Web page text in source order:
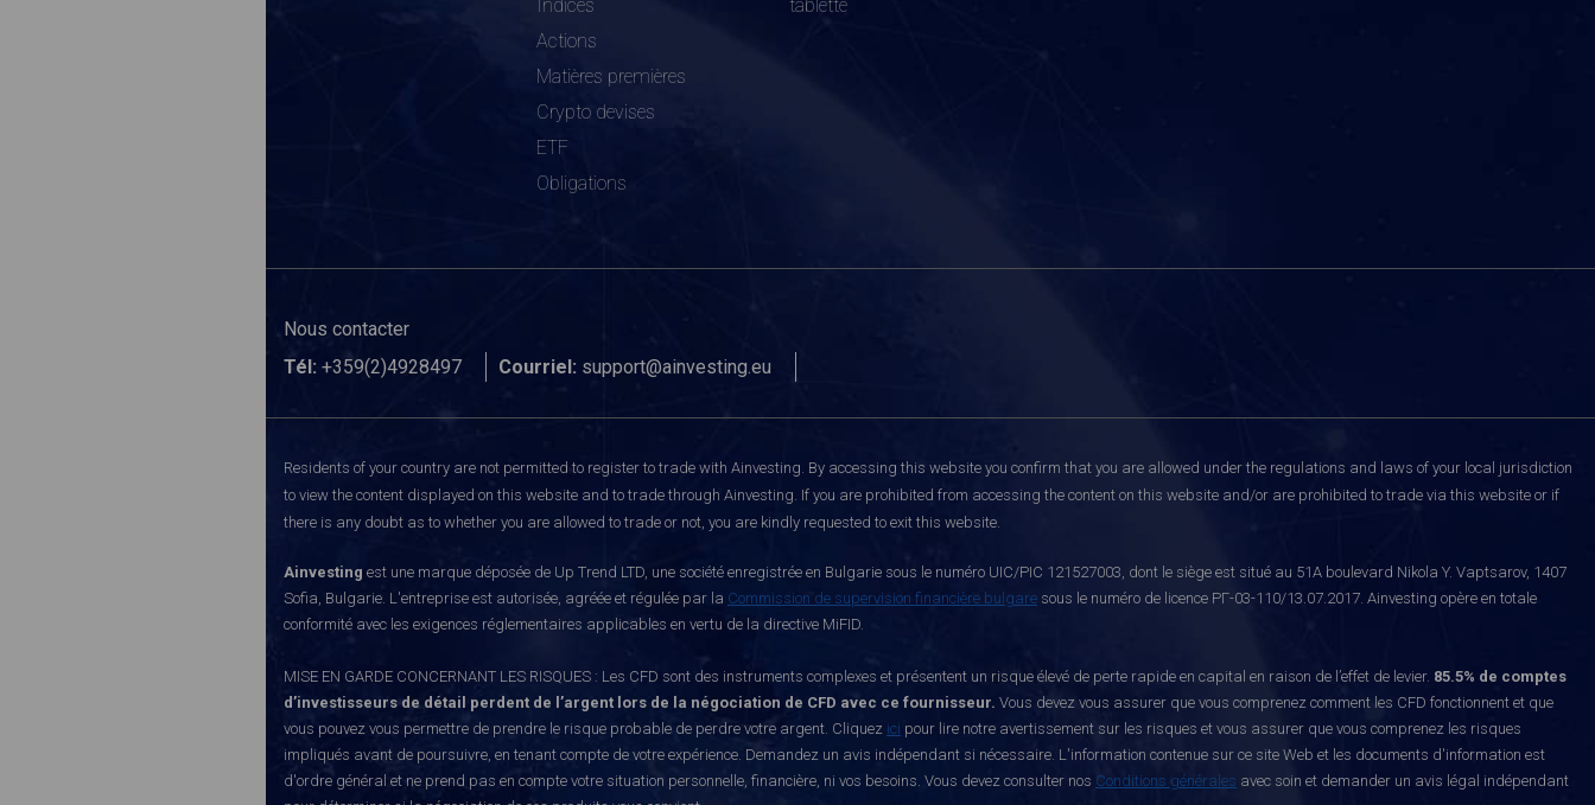
Indices
Actions
Matières premières
Crypto devises
ETF
Obligations
tablette
Nous contacter
Tél: +359(2)4928497 Courriel: support@ainvesting.eu
Residents of your country are not permitted to register to trade with Ainvesting. By accessing this website you confirm that you are allowed under the regulations and laws of your local jurisdiction
to view the content displayed on this website and to trade through Ainvesting. If you are prohibited from accessing the content on this website and/or are prohibited to trade via this website or if
there is any doubt as to whether you are allowed to trade or not, you are kindly requested to exit this website.
Ainvesting est une marque déposée de Up Trend LTD, une société enregistrée en Bulgarie sous le numéro UIC/PIC 121527003, dont le siège est situé au 51A boulevard Nikola Y. Vaptsarov, 1407
Sofia, Bulgarie. L'entreprise est autorisée, agréée et régulée par la Commission de supervision financière bulgare sous le numéro de licence РГ-03-110/13.07.2017. Ainvesting opère en totale
conformité avec les exigences réglementaires applicables en vertu de la directive MiFID.
MISE EN GARDE CONCERNANT LES RISQUES : Les CFD sont des instruments complexes et présentent un risque élevé de perte rapide en capital en raison de l’effet de levier. 85.5% de comptes
d’investisseurs de détail perdent de l’argent lors de la négociation de CFD avec ce fournisseur. Vous devez vous assurer que vous comprenez comment les CFD fonctionnent et que
vous pouvez vous permettre de prendre le risque probable de perdre votre argent. Cliquez ici pour lire notre avertissement sur les risques et vous assurer que vous comprenez les risques
impliqués avant de poursuivre, en tenant compte de votre expérience. Demandez un avis indépendant si nécessaire. L'information contenue sur ce site Web et les documents d'information est
d'ordre général et ne prend pas en compte votre situation personnelle, financière, ni vos besoins. Vous devez consulter nos Conditions générales avec soin et demander un avis légal indépendant